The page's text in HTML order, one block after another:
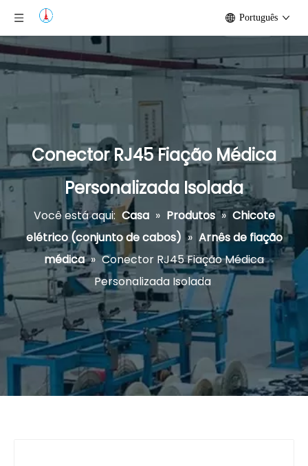
Português
Conector RJ45 Fiação Médica
Personalizada Isolada
Você está aqui: Casa » Produtos » Chicote
elétrico (conjunto de cabos) » Arnês de fiação
médica » Conector RJ45 Fiação Médica
Personalizada Isolada